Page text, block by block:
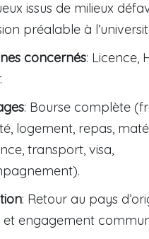
issus de milieux
préalable à
concernés: Licence,
: Bourse complète
logement, repas,
transport, visa,
: Retour au pays
et engagement